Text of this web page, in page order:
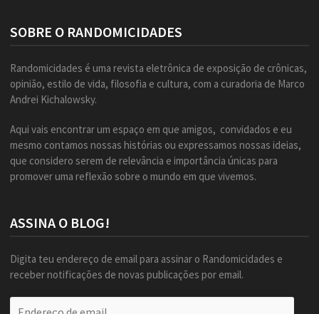
SOBRE O RANDOMICIDADES
Randomicidades é uma revista eletrônica de exposição de crônicas,
opinião, estilo de vida, filosofia e cultura, com a curadoria de Marco
Andrei Kichalowsky.
Aqui vais encontrar um espaço em que amigos, convidados e eu
mesmo contamos nossas histórias ou expressamos nossas ideias,
que considero serem de relevância e importância únicas para
promover uma reflexão sobre o mundo em que vivemos.
ASSINA O BLOG!
Digita teu endereço de email para assinar o Randomicidades e
receber notificações de novas publicações por email.